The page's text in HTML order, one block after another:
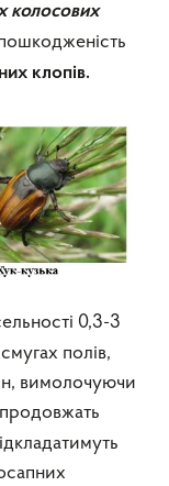
колосових
клопів.
0,3-3
полів,
вимолочуючи
продовжать